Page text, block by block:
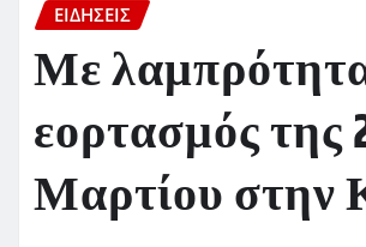
ΕΙΔΗΣΕΙΣ
Με
εορτασμός της
Μαρτίου στην